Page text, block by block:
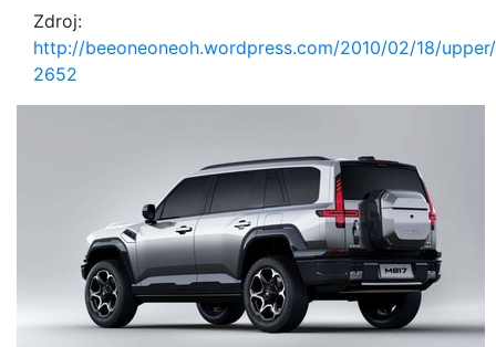
Zdroj:
http://beeoneoneoh.wordpress.com/2010/02/18/
2652